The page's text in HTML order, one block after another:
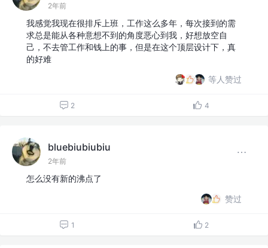
2年前
我感觉我现在很排斥上班，工作这么多年，每次接到的需
求总是能从各种意想不到的角度恶心到我，好想放空自
己，不去管工作和钱上的事，但是在这个顶层设计下，真
的好难
等人赞过
2 4
bluebiubiubiu
2年前
怎么没有新的沸点了
赞过
1 2